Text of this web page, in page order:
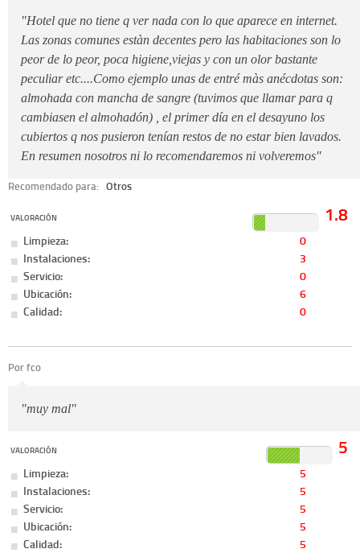
"Hotel que no tiene q ver nada con lo que aparece en internet.
Las zonas comunes estàn decentes pero las habitaciones son lo
peor de lo peor, poca higiene,viejas y con un olor bastante
peculiar etc....Como ejemplo unas de entré màs anécdotas son:
almohada con mancha de sangre (tuvimos que llamar para q
cambiasen el almohadón) , el primer día en el desayuno los
cubiertos q nos pusieron tenían restos de no estar bien lavados.
En resumen nosotros ni lo recomendaremos ni volveremos"
Recomendado para: Otros
VALORACIÓN 1.8
Limpieza:
0
Instalaciones:
3
Servicio:
0
Ubicación:
6
Calidad:
0
Por fco
"muy mal"
VALORACIÓN 5
Limpieza:
5
Instalaciones:
5
Servicio:
5
Ubicación:
5
Calidad:
5